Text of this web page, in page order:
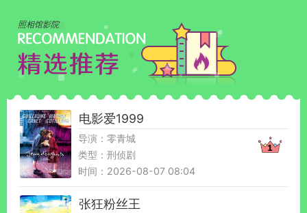
照相馆影院
电影爱1999
导演：零青城
类型：刑侦剧
时间：2026-08-07 08:04
张狂粉丝王